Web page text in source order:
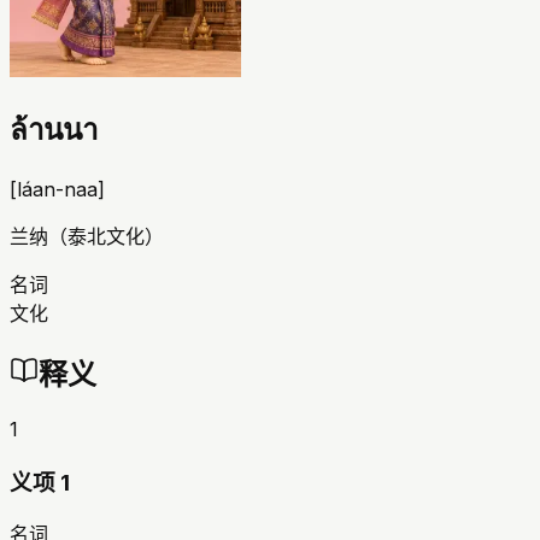
ล้านนา
[láan-naa]
兰纳（泰北文化）
名词
文化
释义
1
义项 1
名词